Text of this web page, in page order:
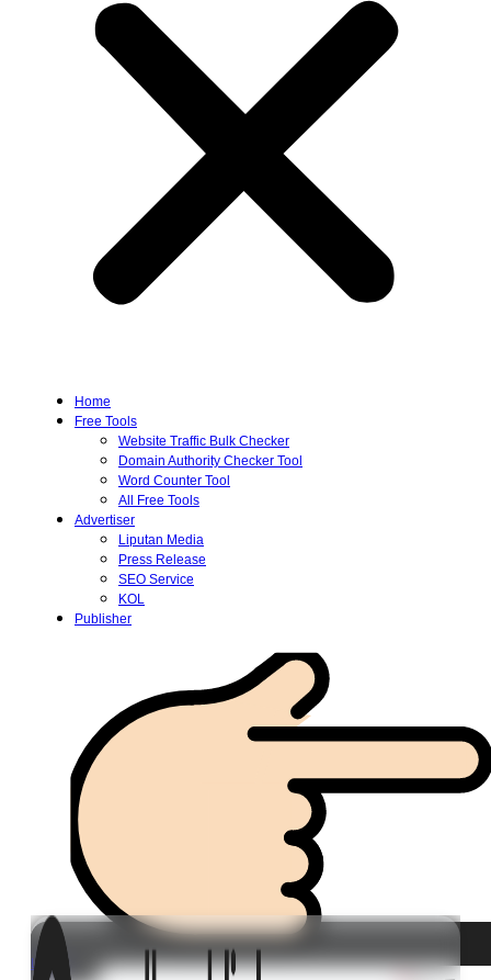
Home
Free Tools
Website Traffic Bulk Checker
Domain Authority Checker Tool
Word Counter Tool
All Free Tools
Advertiser
Liputan Media
Press Release
SEO Service
KOL
Publisher
Login